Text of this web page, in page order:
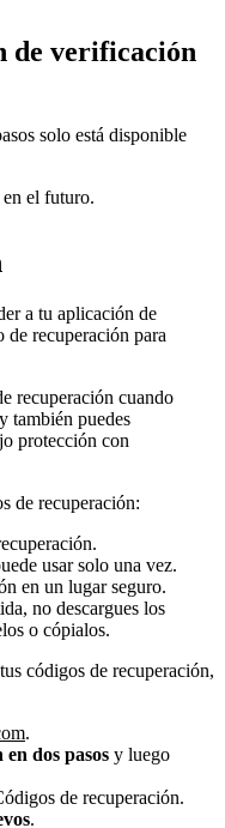
de verificación
solo está disponible
en el futuro.
a tu aplicación de
de recuperación para
recuperación cuando
también puedes
protección con
de recuperación:
usar solo una vez.
en un lugar seguro.
no descargues los
o cópialos.
códigos de recuperación,
.
dos pasos y luego
de recuperación.
.